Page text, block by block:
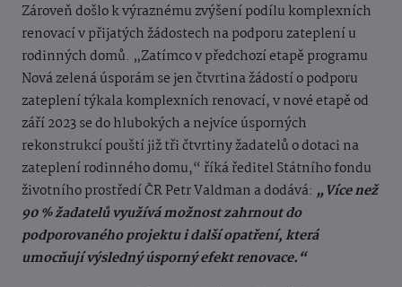
Zároveň došlo k výraznému zvýšení podílu komplexních
renovací v přijatých žádostech na podporu zateplení u
rodinných domů. „Zatímco v předchozí etapě programu
Nová zelená úsporám se jen čtvrtina žádostí o podporu
zateplení týkala komplexních renovací, v nové etapě od
září 2023 se do hlubokých a nejvíce úsporných
rekonstrukcí pouští již tři čtvrtiny žadatelů o dotaci na
zateplení rodinného domu,“ říká ředitel Státního fondu
životního prostředí ČR Petr Valdman a dodává: „Více než
90 % žadatelů využívá možnost zahrnout do
podporovaného projektu i další opatření, která
umocňují výsledný úsporný efekt renovace.“